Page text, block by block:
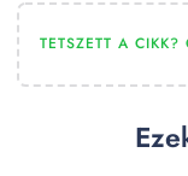
TETSZETT A CIKK?